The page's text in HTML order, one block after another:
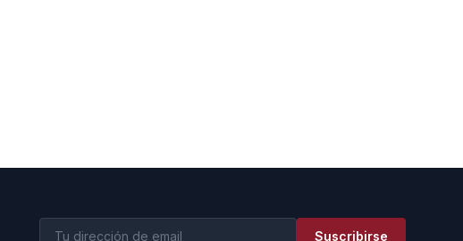
Suscribirse